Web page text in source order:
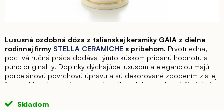
Luxusná ozdobná dóza z talianskej keramiky GAIA z dielne
rodinnej firmy STELLA CERAMICHE s príbehom. Prvotriedna,
poctivá ručná práca dodáva týmto kúskom pridanú hodnotu a
punc originality. Doplnky dýchajúce luxusom a eleganciou majú
porcelánovú povrchovú úpravu a sú dekorované zdobením zlatej
farby s hlavným motívom granátového jablka doplnené žiarivými
keramiky GAIA s dôrazom na každý detail, je dostupná v
Skladom